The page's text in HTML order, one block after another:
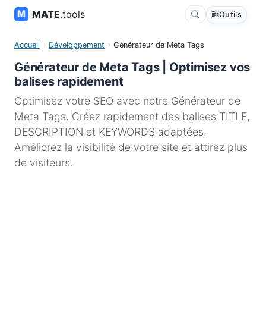
MATE.tools Outils
Accueil Développement Générateur de Meta Tags
Générateur de Meta Tags | Optimisez vos
balises rapidement
Optimisez votre SEO avec notre Générateur de
Meta Tags. Créez rapidement des balises TITLE,
DESCRIPTION et KEYWORDS adaptées.
Améliorez la visibilité de votre site et attirez plus
de visiteurs.